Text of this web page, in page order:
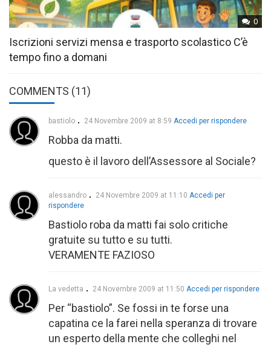
0
Iscrizioni servizi mensa e trasporto scolastico C’è
tempo fino a domani
COMMENTS (11)
bastiolo 24 Novembre 2009 at 8:59 Accedi per rispondere
Robba da matti.
questo è il lavoro dell’Assessore al Sociale?
alessandro 24 Novembre 2009 at 11:10 Accedi per
rispondere
Bastiolo roba da matti fai solo critiche
gratuite su tutto e su tutti.
VERAMENTE FAZIOSO
La vedetta 24 Novembre 2009 at 11:50 Accedi per rispondere
Per “bastiolo”. Se fossi in te forse una
capatina ce la farei nella speranza di trovare
un esperto della mente che colleghi nel